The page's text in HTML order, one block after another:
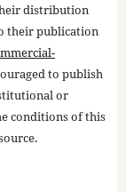
distribution
their publication
to publish
or
conditions of this